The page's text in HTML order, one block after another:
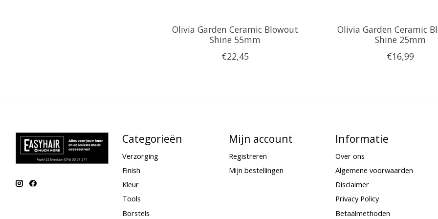
Olivia Garden Ceramic Blowout
Shine 55mm
€22,45
Olivia Garden Ceramic
Shine 25mm
€16,99
Categorieën
Verzorging
Finish
Kleur
Tools
Borstels
Mijn account
Registreren
Mijn bestellingen
Informatie
Over ons
Algemene voorwaarden
Disclaimer
Privacy Policy
Betaalmethoden